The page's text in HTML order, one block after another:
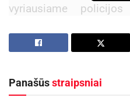
vyriausiame
vagysčių, šmeižimo
Aktualios
Panašūsstraipsniai